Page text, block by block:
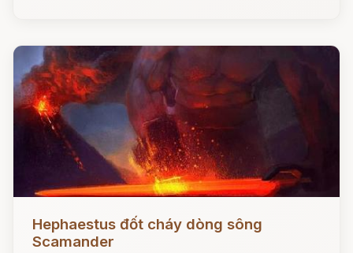
Hephaestus đốt cháy dòng sông
Scamander